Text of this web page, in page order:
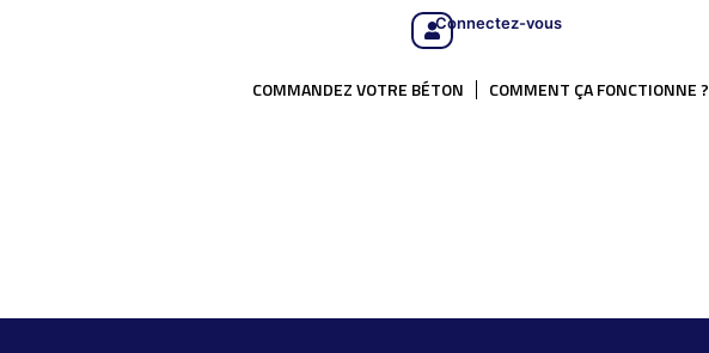
Connectez-vous
COMMANDEZ VOTRE BÉTON COMMENT ÇA FONCTIONNE ?